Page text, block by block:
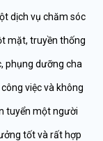
dịch vụ chăm sóc
mặt, truyền thống
phụng dưỡng cha
việc và không
tuyển một người
tốt và rất hợp